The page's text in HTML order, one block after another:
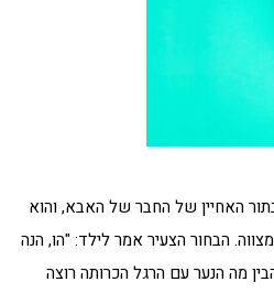
האחיין של החבר של האבא, והוא
הבחור הצעיר אמר לילד: "הו, הנה
מה הנער עם הרגל הכרותה רוצה